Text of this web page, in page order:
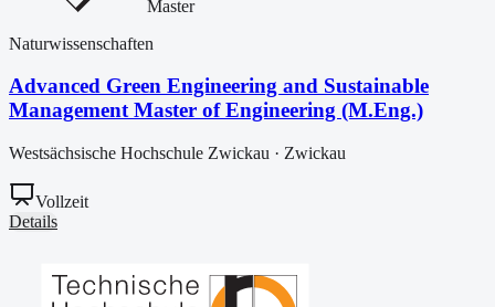
Master
Naturwissenschaften
Advanced Green Engineering and Sustainable
Management Master of Engineering (M.Eng.)
Westsächsische Hochschule Zwickau · Zwickau
Vollzeit
Details